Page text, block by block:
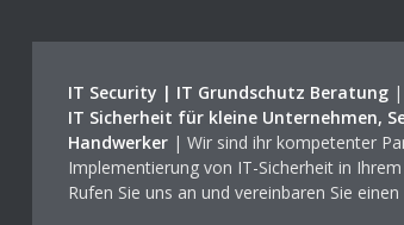
IT Security | IT Grundschutz Beratung|
IT Sicherheit für kleine Unternehmen,
Handwerker| Wir sind ihr kompetenter
Implementierung von IT-Sicherheit in
Rufen Sie uns an und vereinbaren Sie